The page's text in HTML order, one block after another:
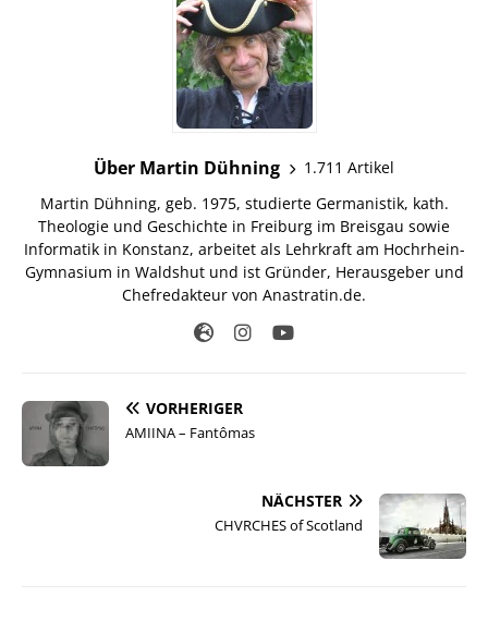
Über Martin Dühning
1.711 Artikel
Martin Dühning, geb. 1975, studierte Germanistik, kath.
Theologie und Geschichte in Freiburg im Breisgau sowie
Informatik in Konstanz, arbeitet als Lehrkraft am Hochrhein-
Gymnasium in Waldshut und ist Gründer, Herausgeber und
Chefredakteur von Anastratin.de.
VORHERIGER
AMIINA – Fantômas
NÄCHSTER
CHVRCHES of Scotland